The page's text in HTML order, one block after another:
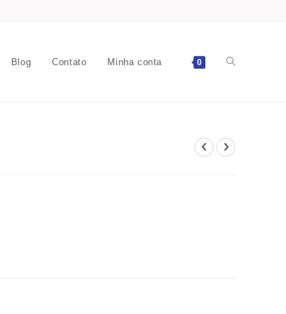
Blog Contato Minha conta 0